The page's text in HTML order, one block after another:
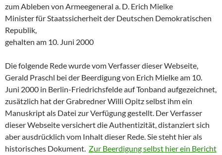
zum Ableben von Armeegeneral a. D. Erich Mielke
Minister für Staatssicherheit der Deutschen Demokratischen
Republik,
gehalten am 10. Juni 2000
Die folgende Rede wurde vom Verfasser dieser Webseite,
Gerald Praschl bei der Beerdigung von Erich Mielke am 10.
Juni 2000 in Berlin-Friedrichsfelde auf Tonband aufgezeichnet,
zusätzlich hat der Grabredner Willi Opitz selbst ihm ein
Manuskript als Datei zur Verfügung gestellt. Der Verfasser
dieser Webseite versichert die Authentizität, distanziert sich
aber ausdrücklich vom Inhalt dieser Rede. Sie steht hier als
historisches Dokument. Zur Beerdigung selbst hier ein Bericht